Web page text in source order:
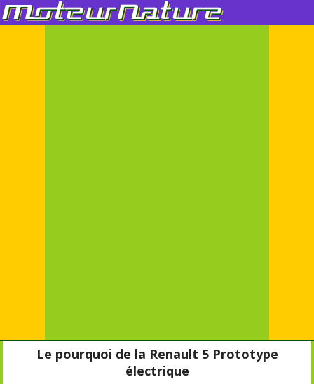
Le pourquoi de la Renault 5 Prototype
électrique